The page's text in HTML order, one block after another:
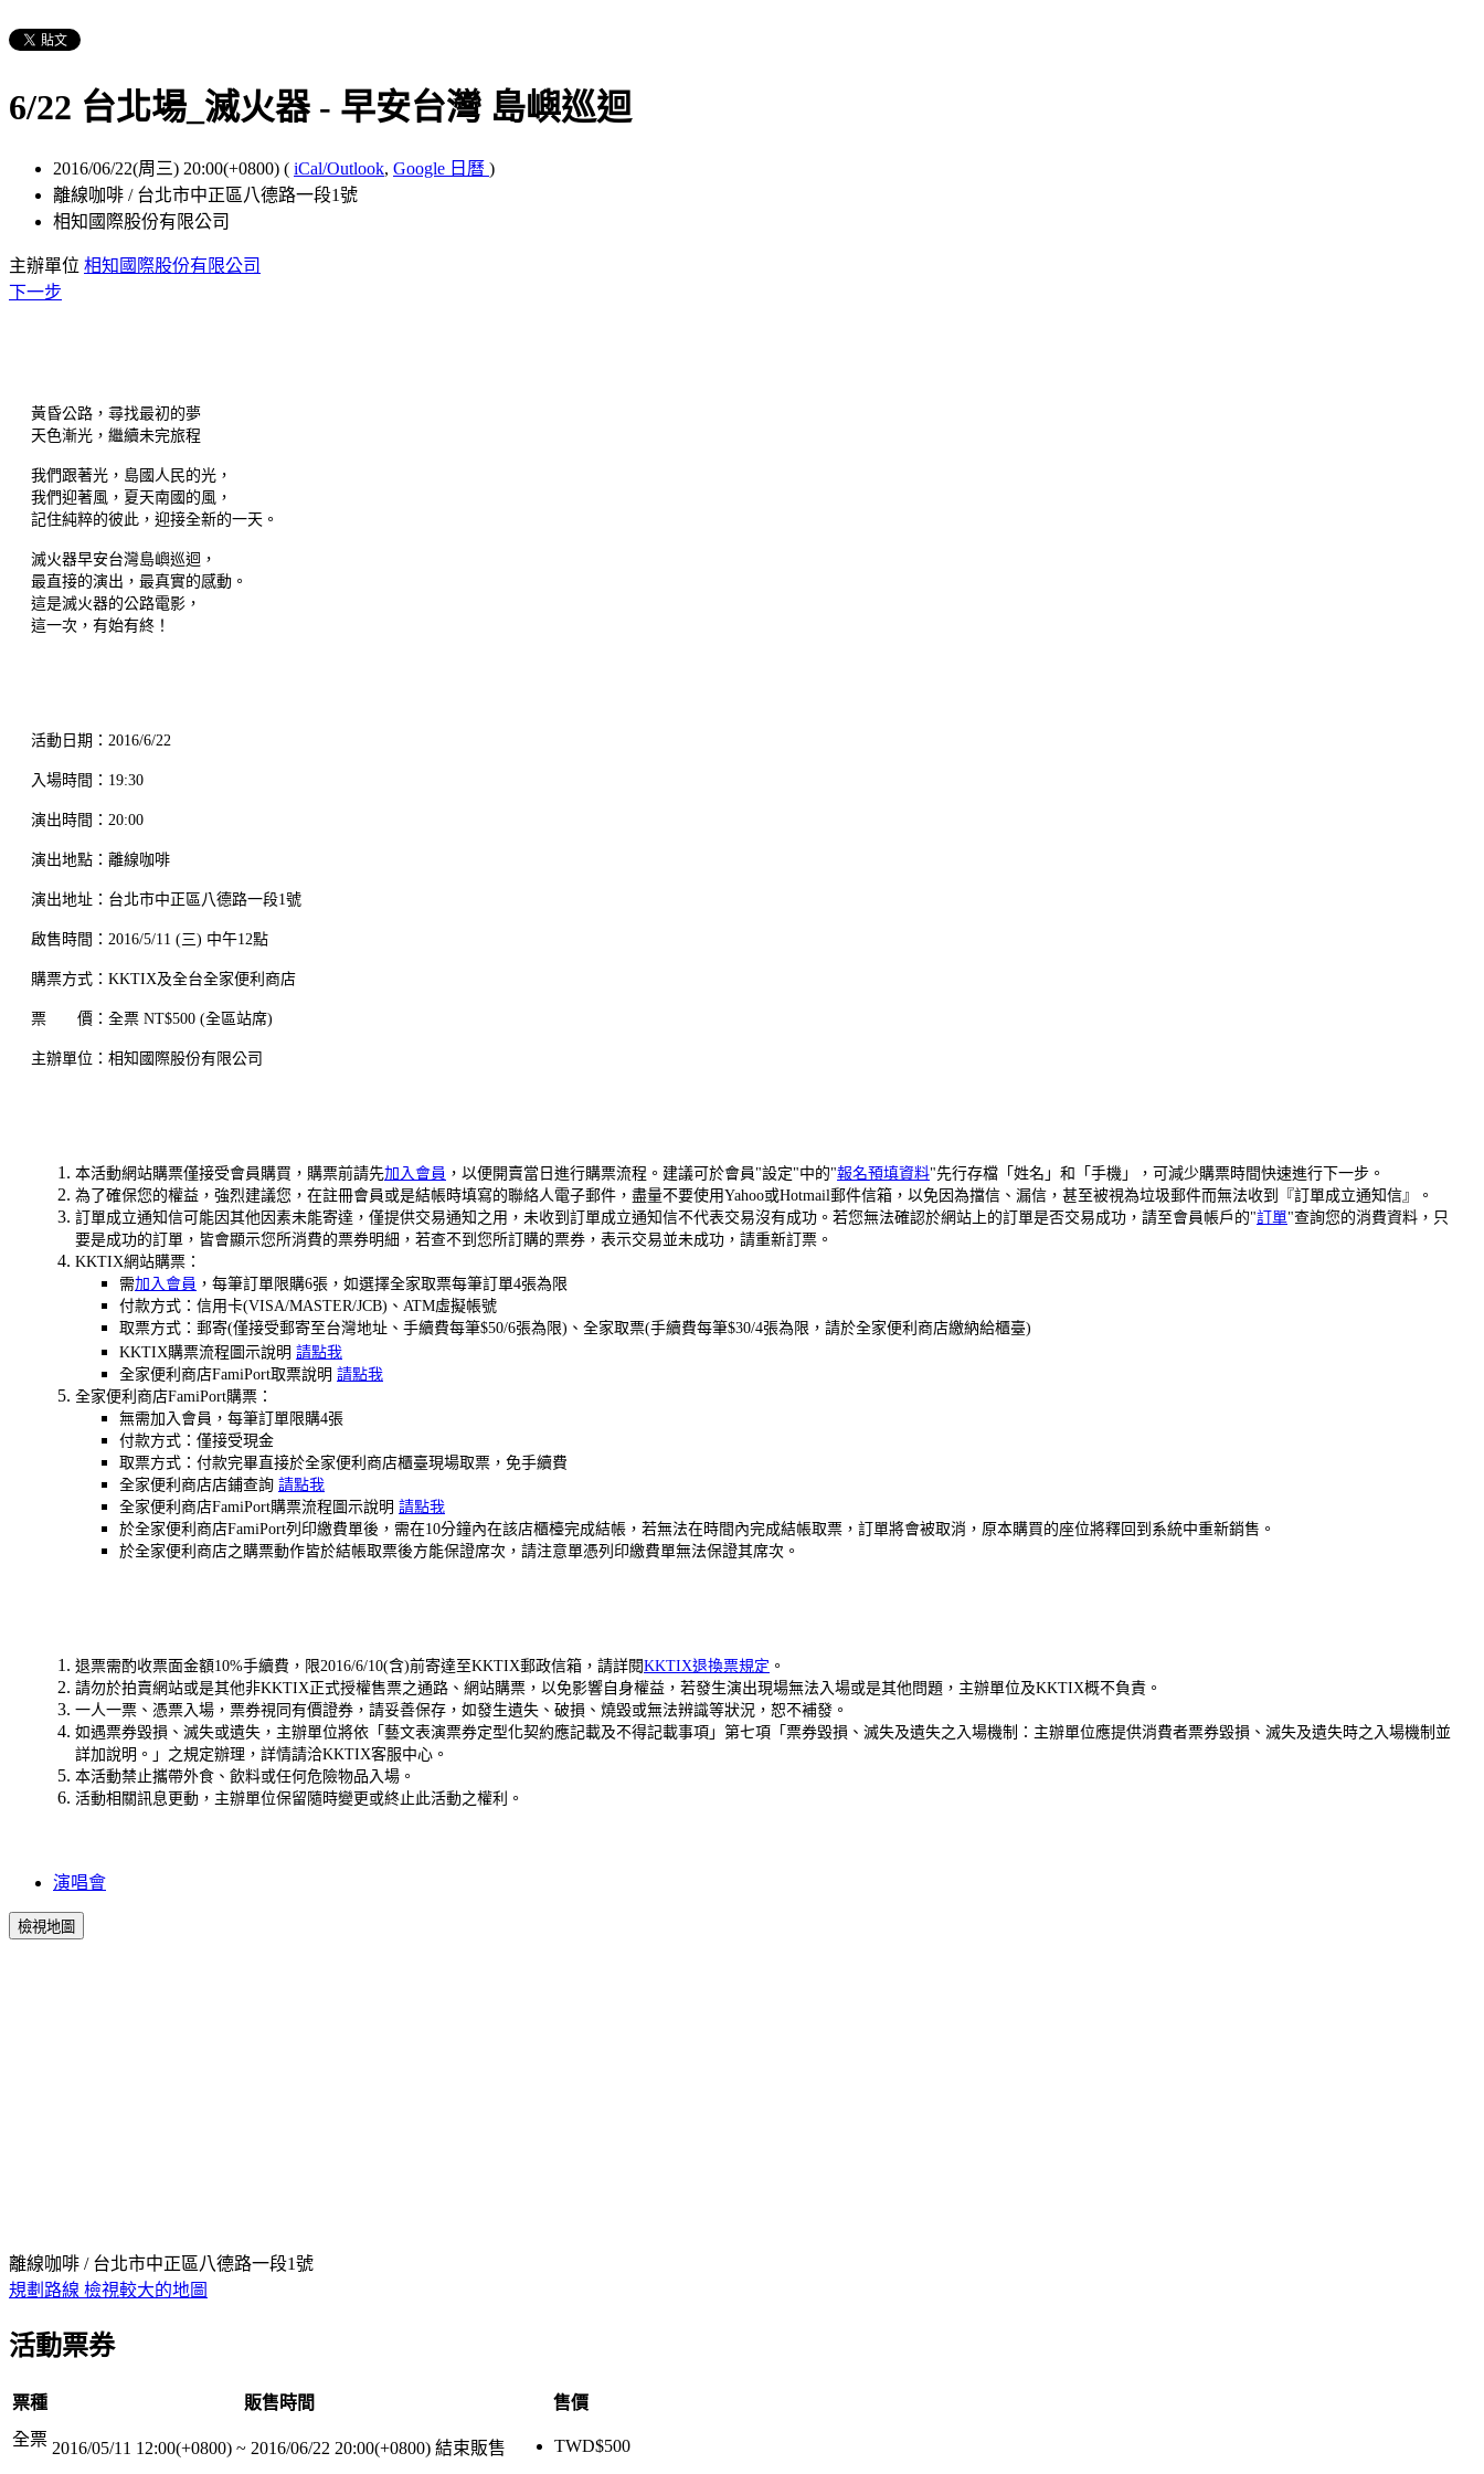
6/22 台北場_滅火器 - 早安台灣 島嶼巡迴
2016/06/22(周三) 20:00(+0800) ( iCal/Outlook, Google 日曆 )
離線咖啡 / 台北市中正區八德路一段1號
相知國際股份有限公司
主辦單位 相知國際股份有限公司
下一步
黃昏公路，尋找最初的夢
天色漸光，繼續未完旅程
我們跟著光，島國人民的光，
我們迎著風，夏天南國的風，
記住純粹的彼此，迎接全新的一天。
滅火器早安台灣島嶼巡迴，
最直接的演出，最真實的感動。
這是滅火器的公路電影，
這一次，有始有終！
活動日期：2016/6/22
入場時間：19:30
演出時間：20:00
演出地點：離線咖啡
演出地址：台北市中正區八德路一段1號
啟售時間：2016/5/11 (三) 中午12點
購票方式：KKTIX及全台全家便利商店
票 價：全票 NT$500 (全區站席)
主辦單位：相知國際股份有限公司
本活動網站購票僅接受會員購買，購票前請先加入會員 ，以便開賣當日進行購票流程。建議可於會員"設定"中的"報名預填資料"先行存檔「姓名」和「手機」，可減少購票時間快速進行下一步。
為了確保您的權益，強烈建議您，在註冊會員或是結帳時填寫的聯絡人電子郵件，盡量不要使用Yahoo或Hotmail郵件信箱，以免因為擋信、漏信，甚至被視為垃圾郵件而無法收到『訂單成立通知信』。
訂單成立通知信可能因其他因素未能寄達，僅提供交易通知之用，未收到訂單成立通知信不代表交易沒有成功。若您無法確認於網站上的訂單是否交易成功，請至會員帳戶的"訂單"查詢您的消費資料，只
要是成功的訂單，皆會顯示您所消費的票券明細，若查不到您所訂購的票券，表示交易並未成功，請重新訂票。
KKTIX網站購票：
需加入會員 ，每筆訂單限購6張，如選擇全家取票每筆訂單4張為限
付款方式：信用卡(VISA/MASTER/JCB)、ATM虛擬帳號
取票方式：郵寄(僅接受郵寄至台灣地址、手續費每筆$50/6張為限)、全家取票(手續費每筆$30/4張為限，請於全家便利商店繳納給櫃臺)
KKTIX購票流程圖示說明 請點我
全家便利商店FamiPort取票說明 請點我
全家便利商店FamiPort購票：
無需加入會員，每筆訂單限購4張
付款方式：僅接受現金
取票方式：付款完畢直接於全家便利商店櫃臺現場取票，免手續費
全家便利商店店鋪查詢 請點我
全家便利商店FamiPort購票流程圖示說明 請點我
於全家便利商店FamiPort列印繳費單後，需在10分鐘內在該店櫃檯完成結帳，若無法在時間內完成結帳取票，訂單將會被取消，原本購買的座位將釋回到系統中重新銷售。
於全家便利商店之購票動作皆於結帳取票後方能保證席次，請注意單憑列印繳費單無法保證其席次。
退票需酌收票面金額10%手續費，限2016/6/10(含)前寄達至KKTIX郵政信箱，請詳閱KKTIX退換票規定 。
請勿於拍賣網站或是其他非KKTIX正式授權售票之通路、網站購票，以免影響自身權益，若發生演出現場無法入場或是其他問題，主辦單位及KKTIX概不負責。
一人一票、憑票入場，票券視同有價證券，請妥善保存，如發生遺失、破損、燒毀或無法辨識等狀況，恕不補發。
如遇票券毀損、滅失或遺失，主辦單位將依「藝文表演票券定型化契約應記載及不得記載事項」第七項「票券毀損、滅失及遺失之入場機制：主辦單位應提供消費者票券毀損、滅失及遺失時之入場機制並
詳加說明。」之規定辦理，詳情請洽KKTIX客服中心。
本活動禁止攜帶外食、飲料或任何危險物品入場。
活動相關訊息更動，主辦單位保留隨時變更或終止此活動之權利。
演唱會
檢視地圖
離線咖啡 / 台北市中正區八德路一段1號
規劃路線 檢視較大的地圖
活動票券
票種 販售時間
售價
全票 2016/05/11 12:00(+0800) ~ 2016/06/22 20:00(+0800) 結束販售 TWD$500